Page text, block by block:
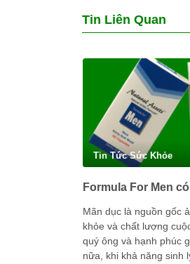
Tin Liên Quan
Tin Tức Sức Khỏe
Mãn dục là nguồn gốc
khỏe và chất lượng
quý ông và hạnh phúc
nữa, khi khả năng sinh